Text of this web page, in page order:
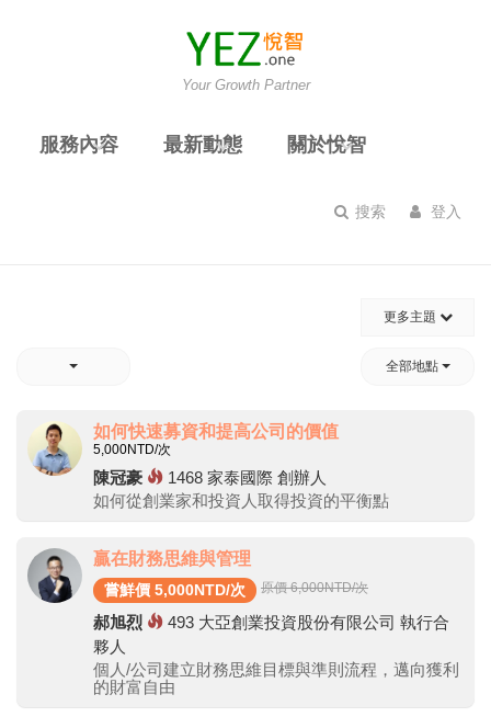
Your Growth Partner
服務內容 最新動態 關於悅智
搜索 登入
更多主題
全部地點
如何快速募資和提高公司的價值
5,000NTD/次
陳冠豪 1468 家泰國際 創辦人
如何從創業家和投資人取得投資的平衡點
贏在財務思維與管理
嘗鮮價 5,000NTD/次 原價 6,000NTD/次
郝旭烈 493 大亞創業投資股份有限公司 執行合
夥人
個人/公司建立財務思維目標與準則流程，邁向獲利
的財富自由